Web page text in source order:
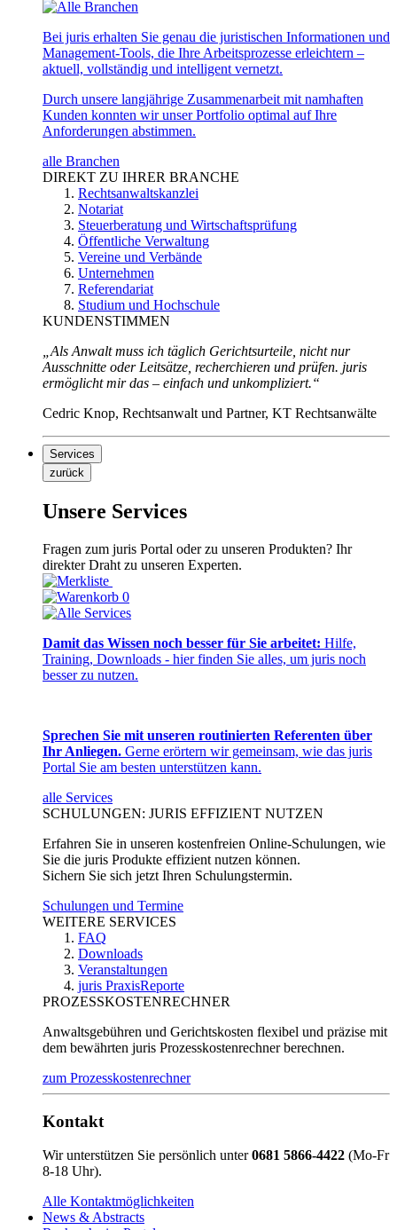
Bei juris erhalten Sie genau die juristischen Informationen und
Management-Tools, die Ihre Arbeitsprozesse erleichtern –
aktuell, vollständig und intelligent vernetzt.
Durch unsere langjährige Zusammenarbeit mit namhaften
Kunden konnten wir unser Portfolio optimal auf Ihre
Anforderungen abstimmen.
alle Branchen
DIREKT ZU IHRER BRANCHE
Rechtsanwaltskanzlei
Notariat
Steuerberatung und Wirtschaftsprüfung
Öffentliche Verwaltung
Vereine und Verbände
Unternehmen
Referendariat
Studium und Hochschule
KUNDENSTIMMEN
„Als Anwalt muss ich täglich Gerichtsurteile, nicht nur
Ausschnitte oder Leitsätze, recherchieren und prüfen. juris
ermöglicht mir das – einfach und unkompliziert.“
Cedric Knop, Rechtsanwalt und Partner, KT Rechtsanwälte
Services
zurück
Unsere Services
Fragen zum juris Portal oder zu unseren Produkten? Ihr
direkter Draht zu unseren Experten.
0
Damit das Wissen noch besser für Sie arbeitet: Hilfe,
Training, Downloads - hier finden Sie alles, um juris noch
besser zu nutzen.
Sprechen Sie mit unseren routinierten Referenten über
Ihr Anliegen. Gerne erörtern wir gemeinsam, wie das juris
Portal Sie am besten unterstützen kann.
alle Services
SCHULUNGEN: JURIS EFFIZIENT NUTZEN
Erfahren Sie in unseren kostenfreien Online-Schulungen, wie
Sie die juris Produkte effizient nutzen können.
Sichern Sie sich jetzt Ihren Schulungstermin.
Schulungen und Termine
WEITERE SERVICES
FAQ
Downloads
Veranstaltungen
juris PraxisReporte
PROZESSKOSTENRECHNER
Anwaltsgebühren und Gerichtskosten flexibel und präzise mit
dem bewährten juris Prozesskostenrechner berechnen.
zum Prozesskostenrechner
Kontakt
Wir unterstützen Sie persönlich unter0681 5866-4422 (Mo-Fr
8-18 Uhr).
Alle Kontaktmöglichkeiten
News & Abstracts